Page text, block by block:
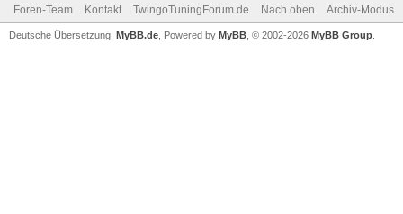
Foren-Team Kontakt TwingoTuningForum.de Nach oben Archiv-Modus
Deutsche Übersetzung: MyBB.de , Powered by MyBB , © 2002-2026 MyBB Group